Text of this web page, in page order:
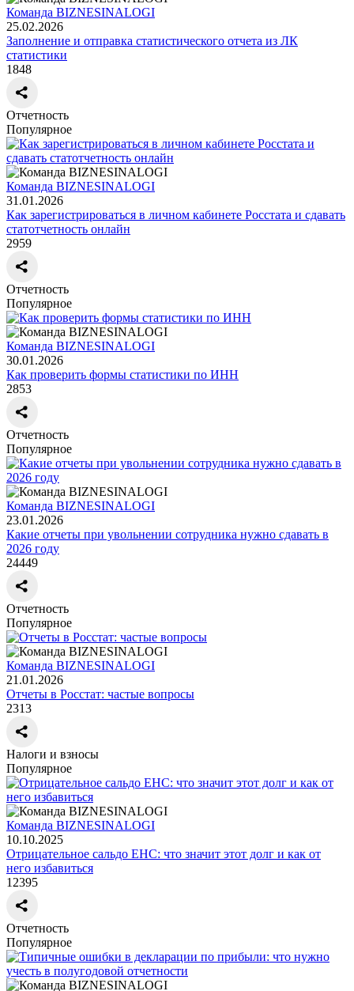
Команда BIZNESINALOGI
25.02.2026
Заполнение и отправка статистического отчета из ЛК
статистики
1848
Отчетность
Популярное
Команда BIZNESINALOGI
31.01.2026
Как зарегистрироваться в личном кабинете Росстата и сдавать
статотчетность онлайн
2959
Отчетность
Популярное
Команда BIZNESINALOGI
30.01.2026
Как проверить формы статистики по ИНН
2853
Отчетность
Популярное
Команда BIZNESINALOGI
23.01.2026
Какие отчеты при увольнении сотрудника нужно сдавать в
2026 году
24449
Отчетность
Популярное
Команда BIZNESINALOGI
21.01.2026
Отчеты в Росстат: частые вопросы
2313
Налоги и взносы
Популярное
Команда BIZNESINALOGI
10.10.2025
Отрицательное сальдо ЕНС: что значит этот долг и как от
него избавиться
12395
Отчетность
Популярное